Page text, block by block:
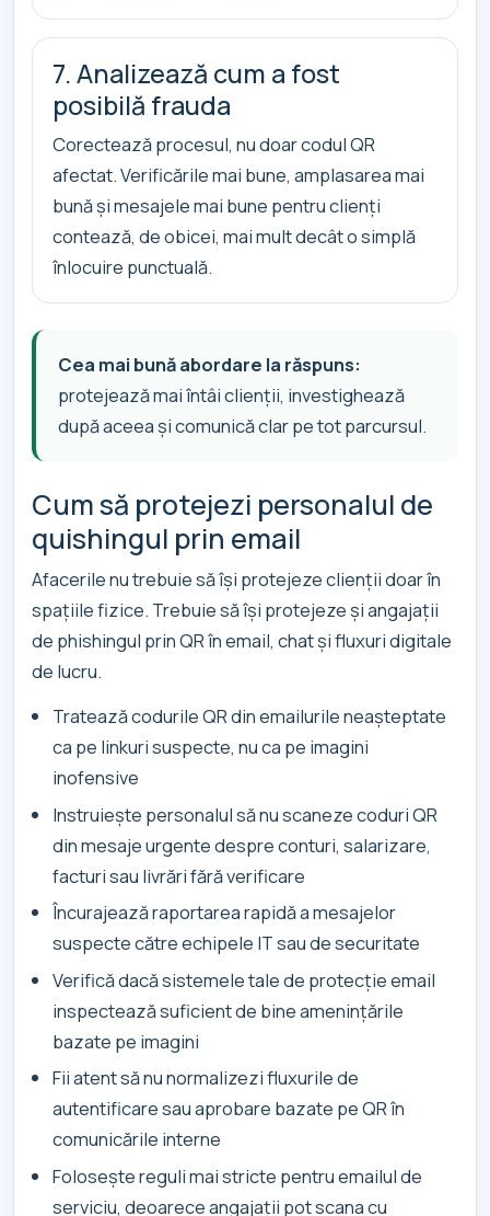
7. Analizează cum a fost
posibilă frauda
Corectează procesul, nu doar codul QR
afectat. Verificările mai bune, amplasarea mai
bună și mesajele mai bune pentru clienți
contează, de obicei, mai mult decât o simplă
înlocuire punctuală.
Cea mai bună abordare la răspuns:
protejează mai întâi clienții, investighează
după aceea și comunică clar pe tot parcursul.
Cum să protejezi personalul de
quishingul prin email
Afacerile nu trebuie să își protejeze clienții doar în
spațiile fizice. Trebuie să își protejeze și angajații
de phishingul prin QR în email, chat și fluxuri digitale
de lucru.
Tratează codurile QR din emailurile neașteptate
ca pe linkuri suspecte, nu ca pe imagini
inofensive
Instruiește personalul să nu scaneze coduri QR
din mesaje urgente despre conturi, salarizare,
facturi sau livrări fără verificare
Încurajează raportarea rapidă a mesajelor
suspecte către echipele IT sau de securitate
Verifică dacă sistemele tale de protecție email
inspectează suficient de bine amenințările
bazate pe imagini
Fii atent să nu normalizezi fluxurile de
autentificare sau aprobare bazate pe QR în
comunicările interne
Folosește reguli mai stricte pentru emailul de
serviciu, deoarece angajații pot scana cu